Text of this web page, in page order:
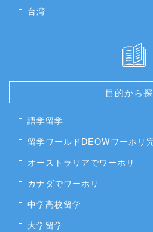
台湾
目的から
語学留学
留学ワールドDEOWワーホリ
オーストラリアでワーホリ
カナダでワーホリ
中学高校留学
大学留学